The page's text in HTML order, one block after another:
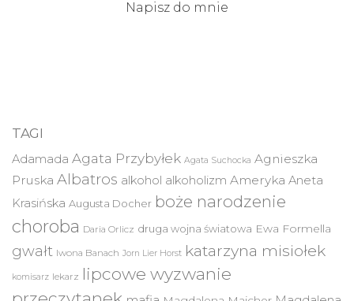
Napisz do mnie
TAGI
Adamada Agata Przybyłek Agata Suchocka Agnieszka
Pruska Albatros alkohol alkoholizm Ameryka Aneta
Krasińska Augusta Docher boże narodzenie
choroba Daria Orlicz druga wojna światowa Ewa Formella
gwałt Iwona Banach Jorn Lier Horst katarzyna misiołek
komisarz lekarz lipcowe wyzwanie